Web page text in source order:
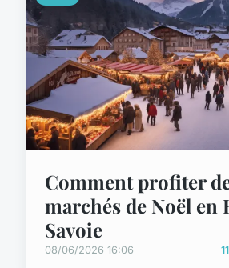
Comment profiter
marchés de Noël en
Savoie
08/06/2026 16:06